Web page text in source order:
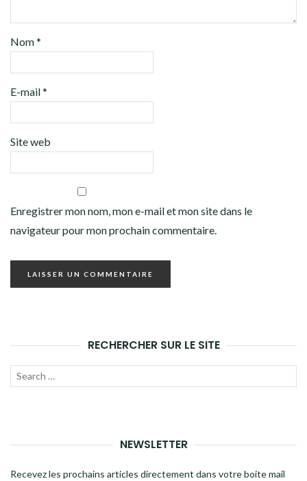
Nom*
E-mail*
Site web
Enregistrer mon nom, mon e-mail et mon site dans le
navigateur pour mon prochain commentaire.
RECHERCHER SUR LE SITE
Recherche
NEWSLETTER
Recevez les prochains articles directement dans votre boite mail